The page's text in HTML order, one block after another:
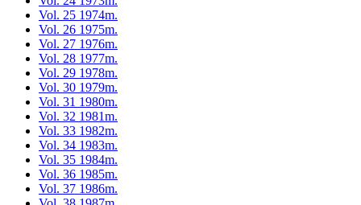
Vol. 25 1974m.
Vol. 26 1975m.
Vol. 27 1976m.
Vol. 28 1977m.
Vol. 29 1978m.
Vol. 30 1979m.
Vol. 31 1980m.
Vol. 32 1981m.
Vol. 33 1982m.
Vol. 34 1983m.
Vol. 35 1984m.
Vol. 36 1985m.
Vol. 37 1986m.